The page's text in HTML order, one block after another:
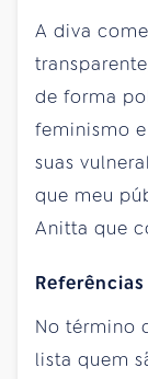
A diva
de forma
feminismo
suas
que meu
Anitta que
Referências
No término
lista quem